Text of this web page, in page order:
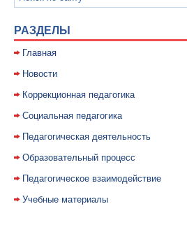
РАЗДЕЛЫ
Главная
Новости
Коррекционная педагогика
Социальная педагогика
Педагогическая деятельность
Образовательный процесс
Педагогическое взаимодействие
Учебные материалы